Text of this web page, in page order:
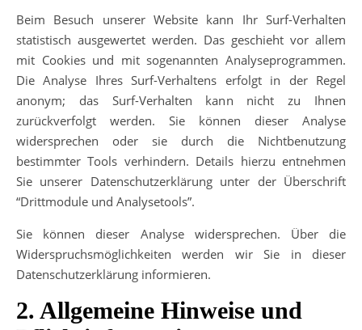
Beim Besuch unserer Website kann Ihr Surf-Verhalten
statistisch ausgewertet werden. Das geschieht vor allem
mit Cookies und mit sogenannten Analyseprogrammen.
Die Analyse Ihres Surf-Verhaltens erfolgt in der Regel
anonym; das Surf-Verhalten kann nicht zu Ihnen
zurückverfolgt werden. Sie können dieser Analyse
widersprechen oder sie durch die Nichtbenutzung
bestimmter Tools verhindern. Details hierzu entnehmen
Sie unserer Datenschutzerklärung unter der Überschrift
“Drittmodule und Analysetools”.
Sie können dieser Analyse widersprechen. Über die
Widerspruchsmöglichkeiten werden wir Sie in dieser
Datenschutzerklärung informieren.
2. Allgemeine Hinweise und